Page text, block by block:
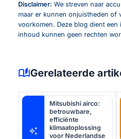
Disclaimer: We streven naar
maar er kunnen onjuistheden of
voorkomen. Deze blog dient
inhoud kunnen geen rechten
auto_storiesGerelateerde
auto_awesome
Mitsubishi airco:
betrouwbare,
efficiënte
klimaatoplossing
voor Nederlandse